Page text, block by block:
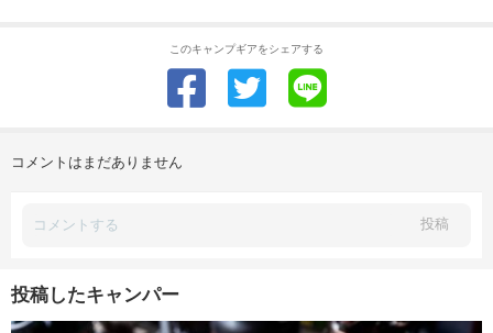
このキャンプギアをシェアする
コメントはまだありません
投稿
投稿したキャンパー